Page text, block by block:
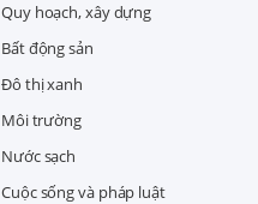
Quy hoạch, xây dựng
Bất động sản
Đô thị xanh
Môi trường
Nước sạch
Cuộc sống và pháp luật